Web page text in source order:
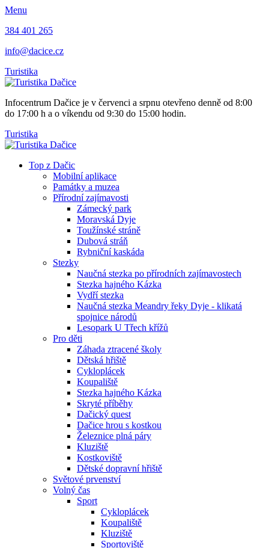
Menu
384 401 265
info@dacice.cz
Turistika
Infocentrum Dačice je v červenci a srpnu otevřeno denně od 8:00
do 17:00 h a o víkendu od 9:30 do 15:00 hodin.
Turistika
Top z Dačic
Mobilní aplikace
Památky a muzea
Přírodní zajímavosti
Zámecký park
Moravská Dyje
Toužínské stráně
Dubová stráň
Rybniční kaskáda
Stezky
Naučná stezka po přírodních zajímavostech
Stezka hajného Kázka
Vydří stezka
Naučná stezka Meandry řeky Dyje - klikatá
spojnice národů
Lesopark U Třech křížů
Pro děti
Záhada ztracené školy
Dětská hřiště
Cykloplácek
Koupaliště
Stezka hajného Kázka
Skryté příběhy
Dačický quest
Dačice hrou s kostkou
Železnice plná páry
Kluziště
Kostkoviště
Dětské dopravní hřiště
Světové prvenství
Volný čas
Sport
Cykloplácek
Koupaliště
Kluziště
Sportoviště